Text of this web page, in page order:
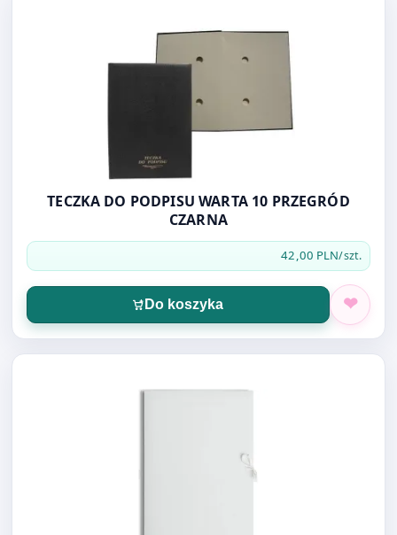
TECZKA DO PODPISU WARTA 10 PRZEGRÓD
CZARNA
42,00 PLN/szt.
Do koszyka
Otwórz produkt: TECZKA WIĄZANA A4 350G BARBARA